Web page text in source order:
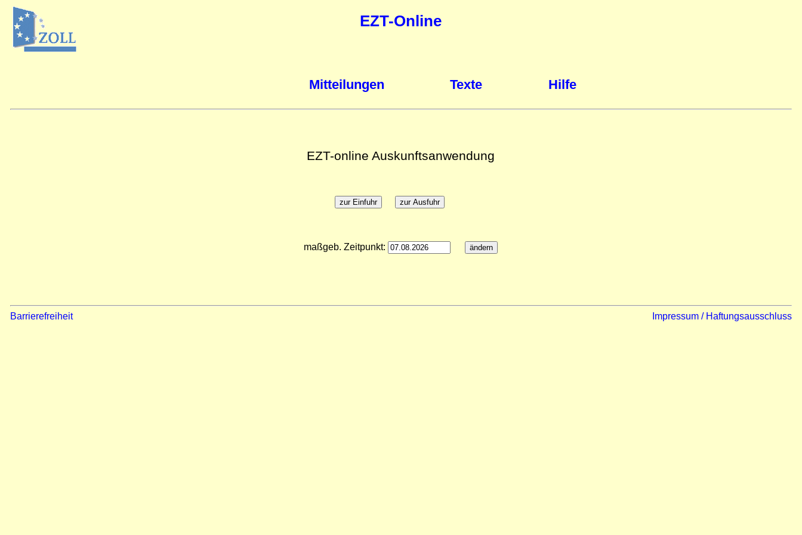
EZT-Online
Mitteilungen Texte Hilfe
EZT-online Auskunftsanwendung
maßgeb. Zeitpunkt:
Barrierefreiheit Impressum / Haftungsausschluss